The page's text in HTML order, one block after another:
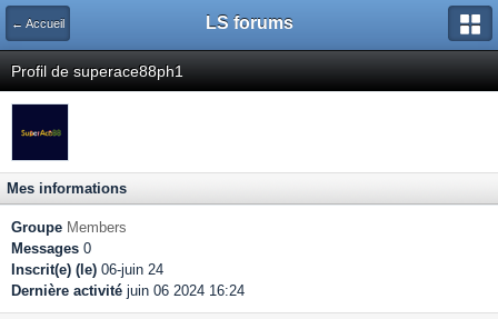
← Accueil LS forums
Profil de superace88ph1
Mes informations
Groupe Members
Messages 0
Inscrit(e) (le) 06-juin 24
Dernière activité juin 06 2024 16:24